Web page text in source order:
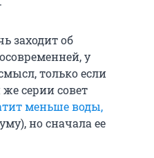
заходит об
у
только если
серии совет
меньше воды,
но сначала ее